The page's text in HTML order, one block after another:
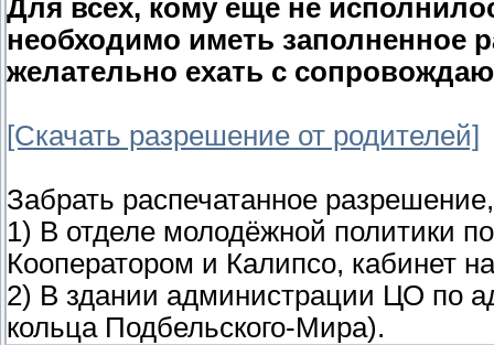
Для всех, кому ещё не
необходимо иметь заполненное
желательно ехать с
[Скачать разрешение от родителей]
Забрать распечатанное
1) В отделе молодёжной политики
Кооператором и Калипсо, кабинет
2) В здании администрации ЦО по
кольца Подбельского-Мира).